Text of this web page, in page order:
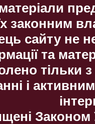
законним
сайту не
та
тільки
і